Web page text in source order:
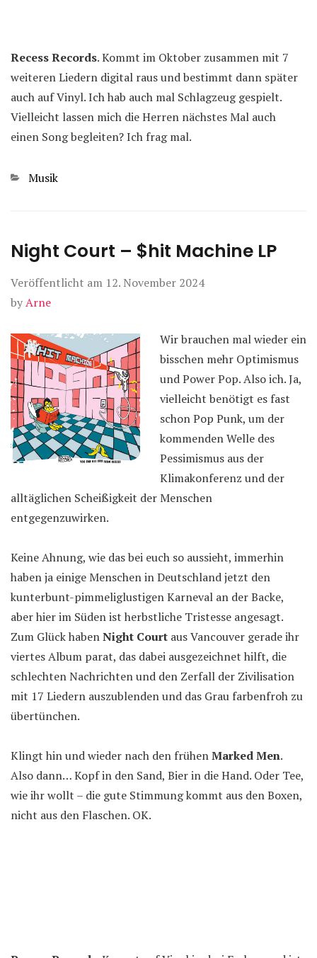
Recess Records. Kommt im Oktober zusammen mit 7
weiteren Liedern digital raus und bestimmt dann später
auch auf Vinyl. Ich hab auch mal Schlagzeug gespielt.
Vielleicht lassen mich die Herren nächstes Mal auch
einen Song begleiten? Ich frag mal.
Kategorien
Musik
Night Court – $hit Machine LP
Veröffentlicht am 12. November 2024
byArne
Wir brauchen mal wieder ein
bisschen mehr Optimismus
und Power Pop. Also ich. Ja,
vielleicht benötigt es fast
schon Pop Punk, um der
kommenden Welle des
Pessimismus aus der
Klimakonferenz und der
alltäglichen Scheißigkeit der Menschen
entgegenzuwirken.
Keine Ahnung, wie das bei euch so aussieht, immerhin
haben ja einige Menschen in Deutschland jetzt den
kunterbunt-pimmeliglustigen Karneval an der Backe,
aber hier im Süden ist herbstliche Tristesse angesagt.
Zum Glück habenNight Court aus Vancouver gerade ihr
viertes Album parat, das dabei ausgezeichnet hilft, die
schlechten Nachrichten und den Zerfall der Zivilisation
mit 17 Liedern auszublenden und das Grau farbenfroh zu
übertünchen.
Klingt hin und wieder nach den frühenMarked Men.
Also dann… Kopf in den Sand, Bier in die Hand. Oder Tee,
wie ihr wollt – die gute Stimmung kommt aus den Boxen,
nicht aus den Flaschen. OK.